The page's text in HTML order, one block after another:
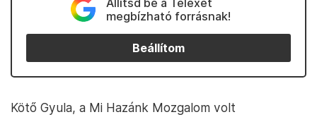
Állítsd be a Telexet
megbízható forrásnak!
Beállítom
Kötő Gyula, a Mi Hazánk Mozgalom volt